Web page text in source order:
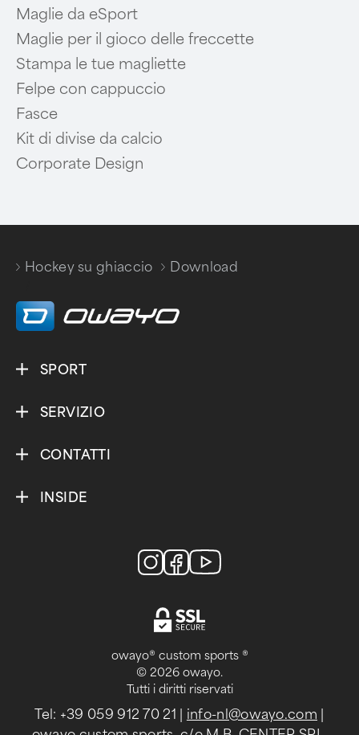
Maglie da eSport
Maglie per il gioco delle freccette
Stampa le tue magliette
Felpe con cappuccio
Fasce
Kit di divise da calcio
Corporate Design
Hockey su ghiaccio
Download
SPORT
SERVIZIO
CONTATTI
INSIDE
owayo® custom sports ®
© 2026 owayo.
Tutti i diritti riservati
Tel: +39 059 912 70 21 info-nl@owayo.com